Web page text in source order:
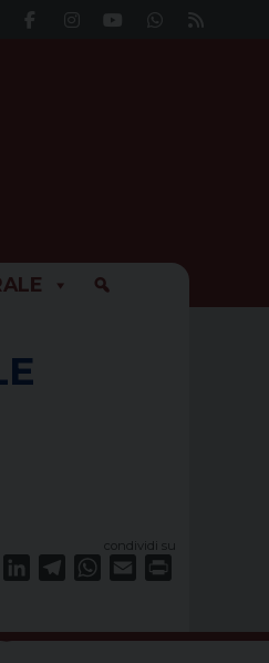
condividi su
PinterestLinkedInTelegramWhatsApp
Email